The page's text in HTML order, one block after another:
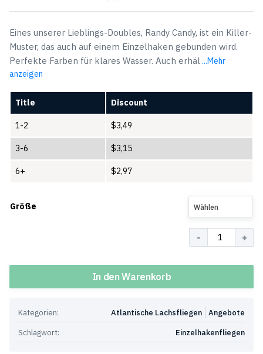
Eines unserer Lieblings-Doubles, Randy Candy, ist ein Killer-
Muster, das auch auf einem Einzelhaken gebunden wird.
Perfekte Farben für klares Wasser. Auch erhäl ...Mehr
anzeigen
Title Discount
1-2 $3,49
3-6 $3,15
6+ $2,97
Größe Wählen
In den Warenkorb
Kategorien: Angebote
Atlantische Lachsfliegen
Schlagwort:
Einzelhakenfliegen